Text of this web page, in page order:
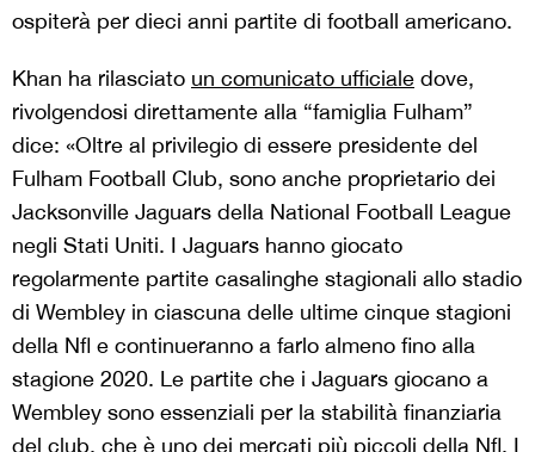
ospiterà per dieci anni partite di football americano.
Khan ha rilasciato un comunicato ufficiale dove,
rivolgendosi direttamente alla “famiglia Fulham”
dice: «Oltre al privilegio di essere presidente del
Fulham Football Club, sono anche proprietario dei
Jacksonville Jaguars della National Football League
negli Stati Uniti. I Jaguars hanno giocato
regolarmente partite casalinghe stagionali allo stadio
di Wembley in ciascuna delle ultime cinque stagioni
della Nfl e continueranno a farlo almeno fino alla
stagione 2020. Le partite che i Jaguars giocano a
Wembley sono essenziali per la stabilità finanziaria
del club, che è uno dei mercati più piccoli della Nfl. I